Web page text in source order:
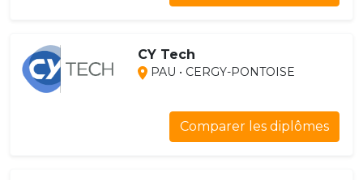
CY Tech
PAU • CERGY-PONTOISE
Comparer les diplômes